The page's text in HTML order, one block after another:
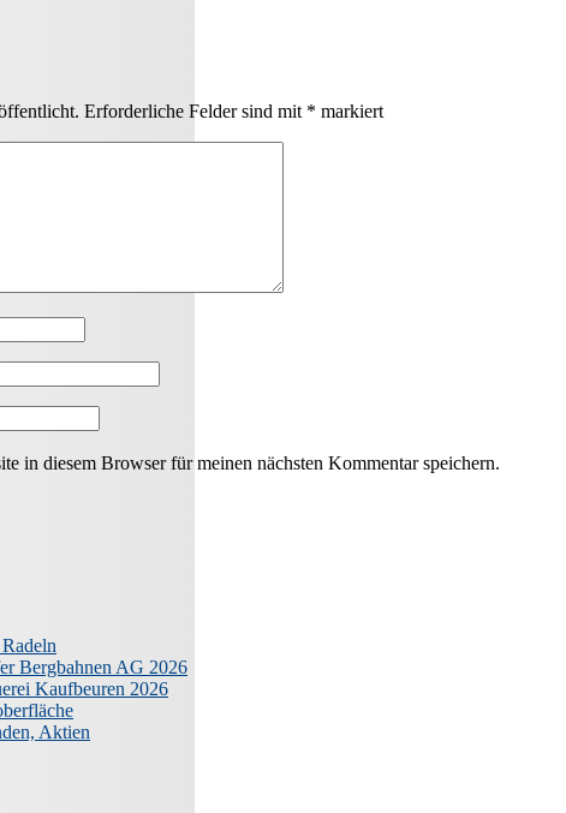
Erforderliche Felder sind mit * markiert
in diesem Browser für meinen nächsten Kommentar speichern.
Bergbahnen AG 2026
Kaufbeuren 2026
Aktien